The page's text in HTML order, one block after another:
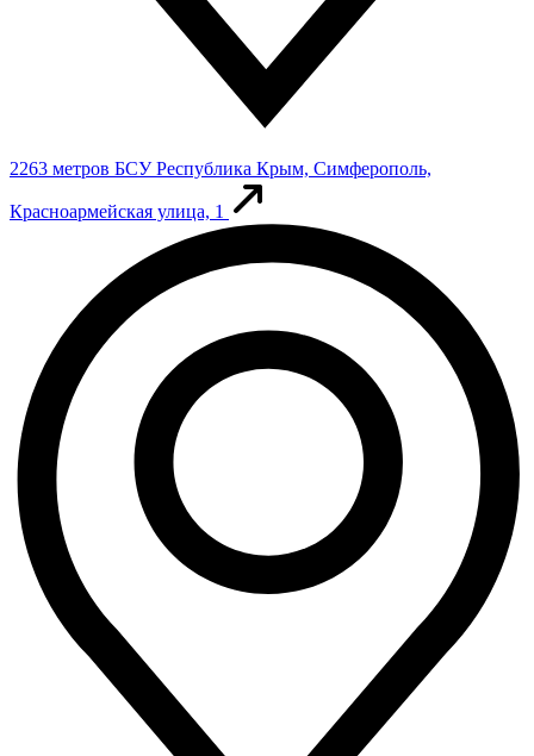
2263 метров БСУРеспублика Крым, Симферополь,
Красноармейская улица, 1